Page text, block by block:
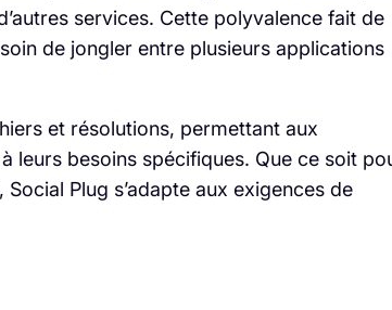
services. Cette polyvalence fait de
de jongler entre plusieurs applications
et résolutions, permettant aux
leurs besoins spécifiques. Que ce soit
Plug s’adapte aux exigences de